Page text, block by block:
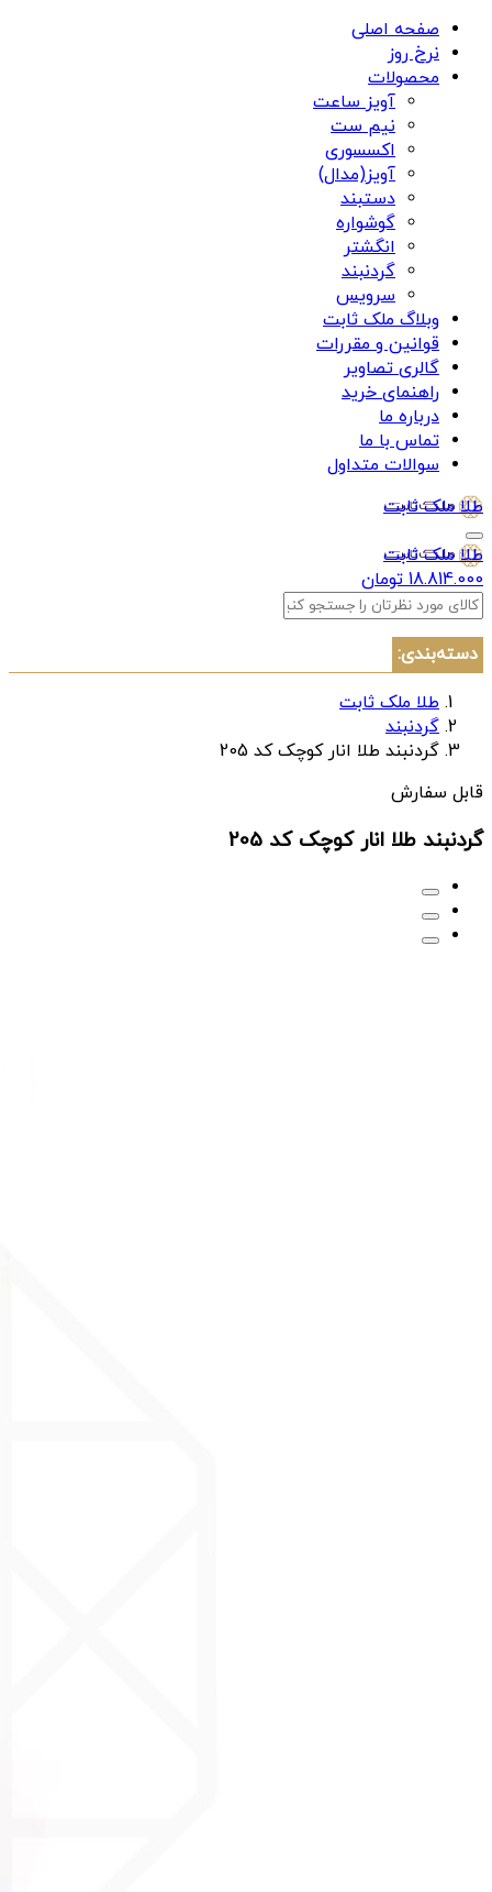
صفحه اصلی
نرخ روز
محصولات
آویز ساعت
نیم ست
اکسسوری
آویز(مدال)
دستبند
گوشواره
انگشتر
گردنبند
سرویس
وبلاگ ملک ثابت
قوانین و مقررات
گالری تصاویر
راهنمای خرید
درباره ما
تماس با ما
سوالات متداول
طلا ملک ثابت
طلا ملک ثابت
18.814.000 تومان
دسته‌بندی:
طلا ملک ثابت
گردنبند
گردنبند طلا انار کوچک کد 205
قابل سفارش
گردنبند طلا انار کوچک کد 205